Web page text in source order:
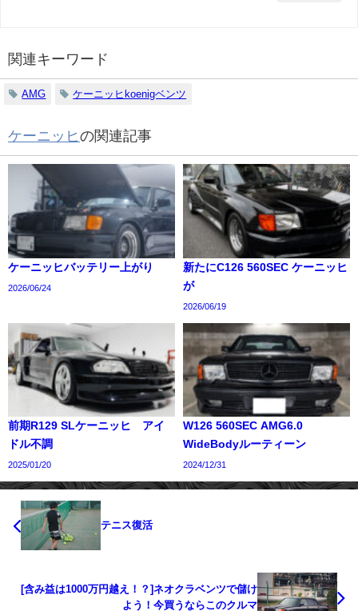
関連キーワード
AMG ケーニッヒkoenigベンツ
ケーニッヒ の関連記事
ケーニッヒバッテリー上がり
2026/06/24
新たにC126 560SEC ケーニッヒ
が
2026/06/19
前期R129 SLケーニッヒ アイ
ドル不調
2025/01/20
W126 560SEC AMG6.0
WideBodyルーティーン
2024/12/31
テニス復活
[含み益は1000万円越え！？]ネオクラベンツで儲け
よう！今買うならこのクルマ